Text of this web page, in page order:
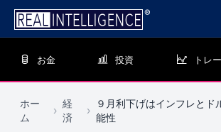
お金 投資 トレ
ホー
ム
›
経
済
›
９月利下げはインフレとド
能性